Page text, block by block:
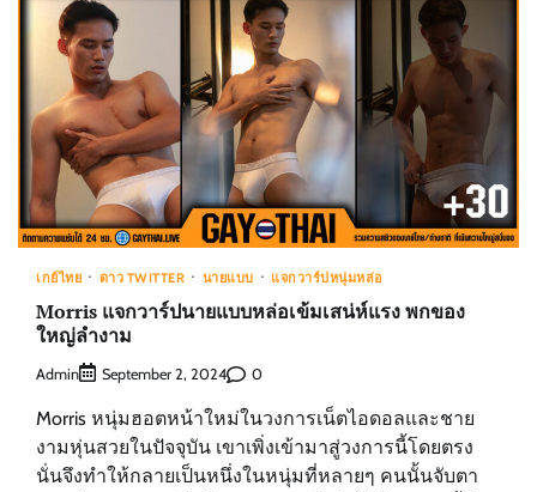
เกย์ไทย ดาว TWITTER นายแบบ แจกวาร์ปหนุ่มหล่อ
Morris แจกวาร์ปนายแบบหล่อเข้มเสน่ห์แรง พกของ
ใหญ่ลำงาม
Admin September 2, 2024 0
Morris หนุ่มฮอตหน้าใหม่ในวงการเน็ตไอดอลและชาย
งามหุ่นสวยในปัจจุบัน เขาเพิ่งเข้ามาสู่วงการนี้โดยตรง
นั่นจึงทำให้กลายเป็นหนึ่งในหนุ่มที่หลายๆ คนนั้นจับตา